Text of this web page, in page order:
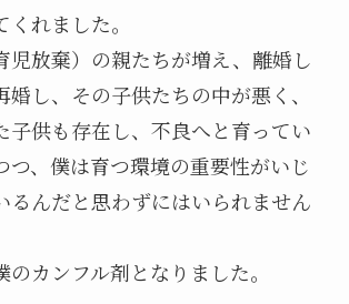
れました。
児放棄）の親たちが増え、離婚し
し、その子供たちの中が悪く、
子供も存在し、不良へと育ってい
つ、僕は育つ環境の重要性がいじ
るんだと思わずにはいられません
カンフル剤となりました。